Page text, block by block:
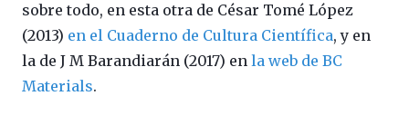
sobre todo, en esta otra de César Tomé López
(2013) en el Cuaderno de Cultura Científica, y en
la de J M Barandiarán (2017) en la web de BC
Materials.